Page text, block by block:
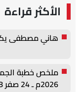
الأكثر قراءة
هاني مصطفى
2026م ـ 24 صفر 1448هـ